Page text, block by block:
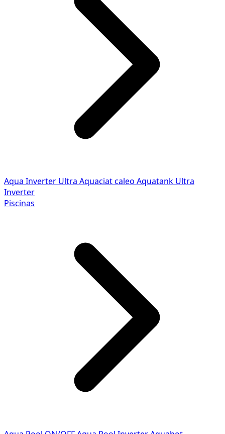
Aqua Inverter Ultra Aquaciat caleo Aquatank Ultra
Inverter
Piscinas